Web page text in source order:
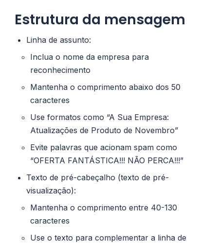
Estrutura da mensagem
Linha de assunto:
Inclua o nome da empresa para
reconhecimento
Mantenha o comprimento abaixo dos 50
caracteres
Use formatos como “A Sua Empresa:
Atualizações de Produto de Novembro”
Evite palavras que acionam spam como
“OFERTA FANTÁSTICA!!! NÃO PERCA!!!”
Texto de pré-cabeçalho (texto de pré-
visualização):
Mantenha o comprimento entre 40-130
caracteres
Use o texto para complementar a linha de